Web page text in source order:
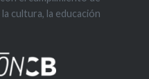
cultura, la educación